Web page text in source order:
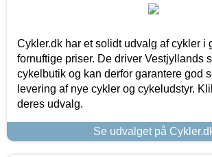
Cykler.dk har et solidt udvalg af cykler i
fornuftige priser. De driver Vestjyllands
cykelbutik og kan derfor garantere god
levering af nye cykler og cykeludstyr.
deres udvalg.
Se udvalget på